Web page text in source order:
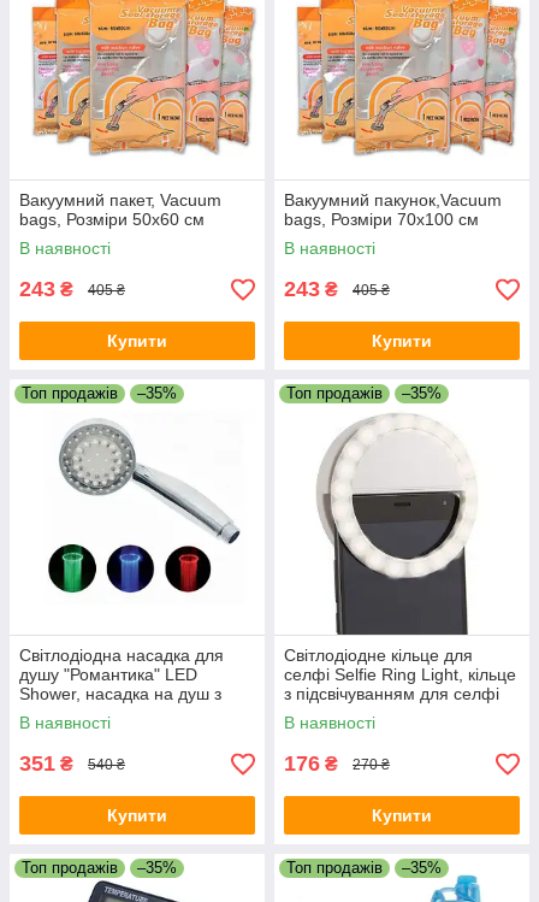
Вакуумний пакет, Vacuum
bags, Розміри 50x60 см
В наявності
243 ₴ 405 ₴
Купити
Вакуумний пакунок,Vacuum
bags, Розміри 70x100 см
В наявності
243 ₴ 405 ₴
Купити
Топ продажів –35%
Світлодіодна насадка для
душу "Романтика" LED
Shower, насадка на душ з
підсвічуванням,
світлодіодний душ
В наявності
351 ₴ 540 ₴
Купити
Топ продажів –35%
Світлодіодне кільце для
селфі Selfie Ring Light, кільце
з підсвічуванням для селфі
В наявності
176 ₴ 270 ₴
Купити
Топ продажів –35% Топ продажів –35%